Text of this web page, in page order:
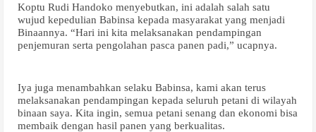
Koptu Rudi Handoko menyebutkan, ini adalah salah satu
wujud kepedulian Babinsa kepada masyarakat yang menjadi
Binaannya. “Hari ini kita melaksanakan pendampingan
penjemuran serta pengolahan pasca panen padi,” ucapnya.
Iya juga menambahkan selaku Babinsa, kami akan terus
melaksanakan pendampingan kepada seluruh petani di wilayah
binaan saya. Kita ingin, semua petani senang dan ekonomi bisa
membaik dengan hasil panen yang berkualitas.